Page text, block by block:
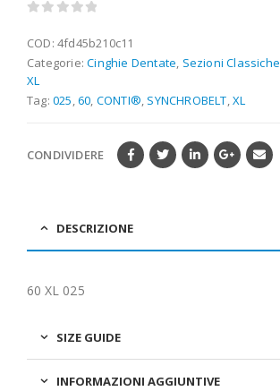
COD: 4fd45b210c11
Categorie:Cinghie Dentate Sezioni Classiche
XL
Tag: 025 ,60 CONTI® SYNCHROBELT ,XL
CONDIVIDERE
DESCRIZIONE
60 XL 025
SIZE GUIDE
INFORMAZIONI AGGIUNTIVE